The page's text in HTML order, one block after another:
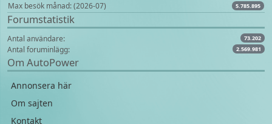
Max besök månad: (2026-07) 5.785.895
Forumstatistik
Antal användare: 73.202
Antal foruminlägg: 2.569.981
Om AutoPower
Annonsera här
Om sajten
Kontakt